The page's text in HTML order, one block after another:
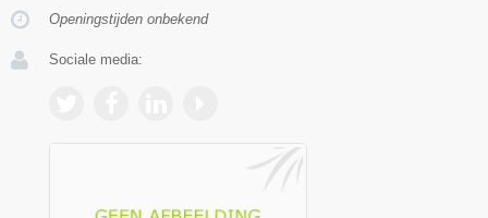
Openingstijden onbekend
Sociale media: